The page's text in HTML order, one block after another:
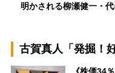
明かされる柳瀬健一・
古賀真人「発掘！
《株価34